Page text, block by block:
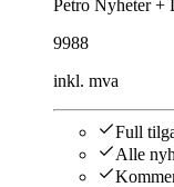
Petro Nyheter +
9988
inkl. mva
Full
Alle